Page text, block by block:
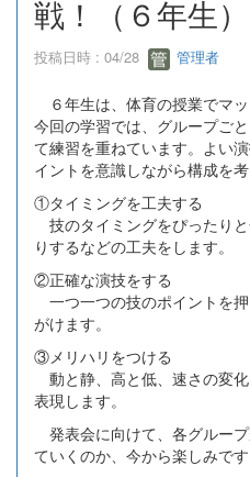
戦！（６年生）
投稿日時 : 04/28 管理者
６年生は、体育の授業でマッ
今回の学習では、グループご
て練習を重ねています。よい
イントを意識しながら構成を
①タイミングを工夫する
技のタイミングをぴったり
りするなどの工夫をします。
②正確な演技をする
一つ一つの技のポイントを
がけます。
③メリハリをつける
動と静、高と低、速さの変
表現します。
発表会に向けて、各グルー
ていくのか、今から楽しみです